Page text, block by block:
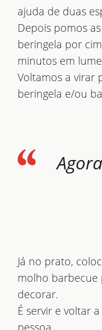
ajuda de duas
Depois pomos
beringela por
minutos em
Voltamos a virar
beringela e/ou
Já no prato,
molho barbecue
decorar.
É servir e voltar